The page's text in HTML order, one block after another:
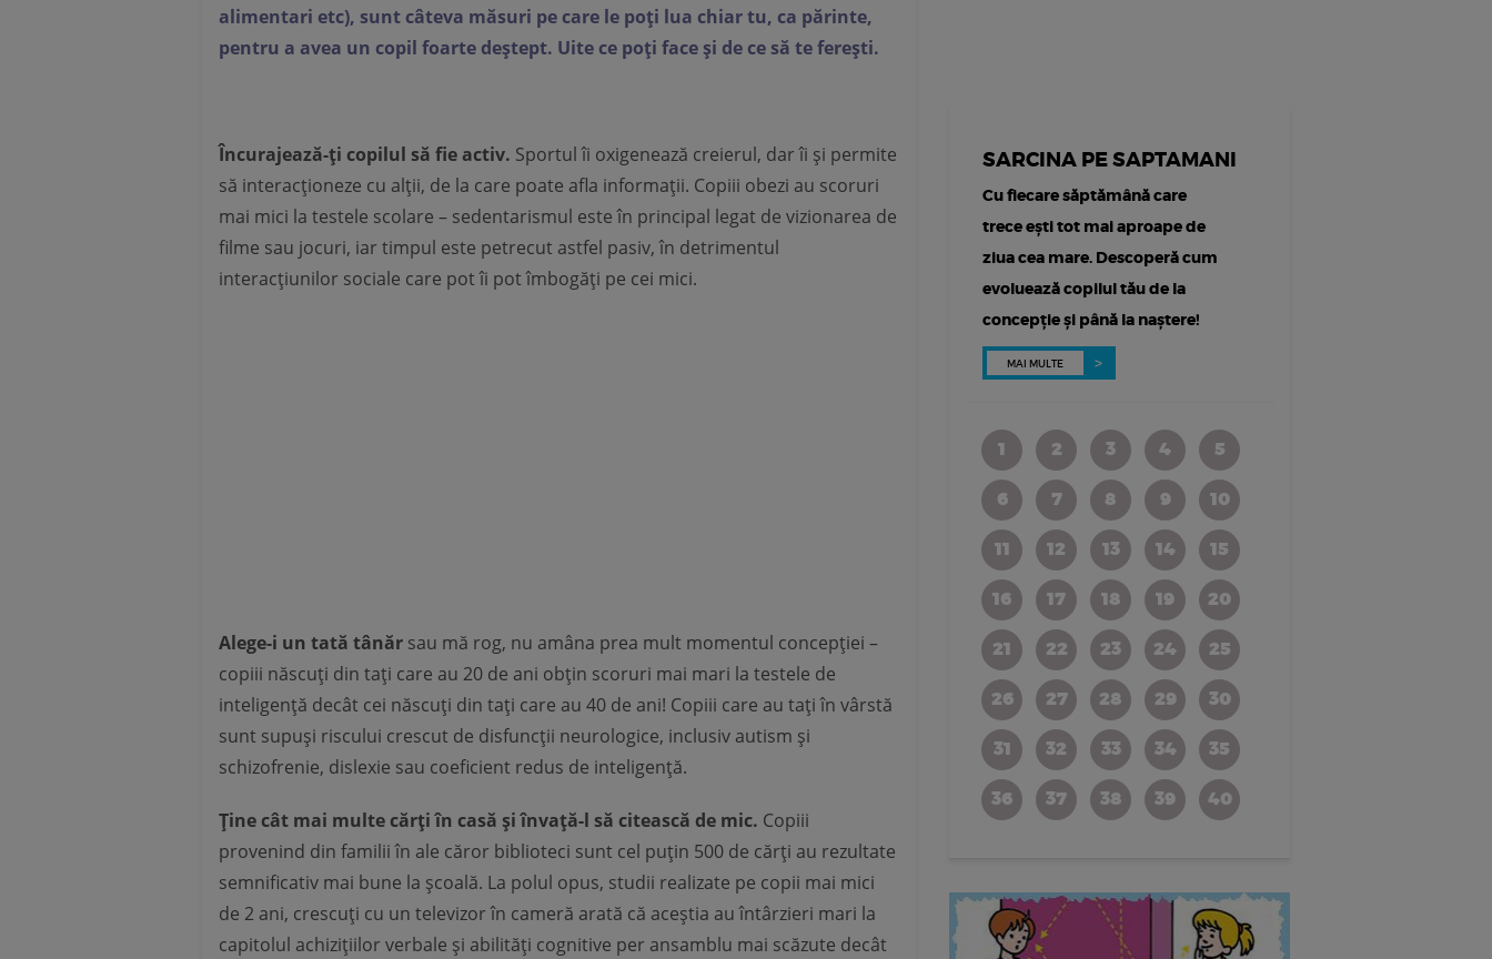
alimentari etc), sunt câteva măsuri pe care le poți lua chiar tu, ca părinte,
pentru a avea un copil foarte deștept. Uite ce poți face și de ce să te ferești.
Încurajează-ți copilul să fie activ. Sportul îi oxigenează creierul, dar îi și permite
să interacționeze cu alții, de la care poate afla informații. Copiii obezi au scoruri
mai mici la testele scolare – sedentarismul este în principal legat de vizionarea de
filme sau jocuri, iar timpul este petrecut astfel pasiv, în detrimentul
interacțiunilor sociale care pot îi pot îmbogăți pe cei mici.
Alege-i un tată tânăr sau mă rog, nu amâna prea mult momentul concepției –
copiii născuți din tați care au 20 de ani obțin scoruri mai mari la testele de
inteligență decât cei născuți din tați care au 40 de ani! Copiii care au tați în vârstă
sunt supuși riscului crescut de disfuncții neurologice, inclusiv autism și
schizofrenie, dislexie sau coeficient redus de inteligență.
Ține cât mai multe cărți în casă și învață-l să citească de mic. Copiii
provenind din familii în ale căror biblioteci sunt cel puțin 500 de cărți au rezultate
semnificativ mai bune la școală. La polul opus, studii realizate pe copii mai mici
de 2 ani, crescuți cu un televizor în cameră arată că aceștia au întârzieri mari la
capitolul achizițiilor verbale și abilități cognitive per ansamblu mai scăzute decât
SARCINA PE SAPTAMANI
Cu fiecare săptămână care
trece ești tot mai aproape de
ziua cea mare. Descoperă cum
evoluează copilul tău de la
concepție și până la naștere!
MAI MULTE
1 2 3 4 5
6 7 8 9 10
11 12 13 14 15
16 17 18 19 20
21 22 23 24 25
26 27 28 29 30
31 32 33 34 35
36 37 38 39 40